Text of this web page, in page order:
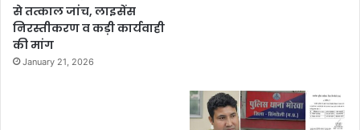
से तत्काल जांच, लाइसेंस
निरस्तीकरण व कड़ी कार्यवाही
की मांग
January 21, 2026